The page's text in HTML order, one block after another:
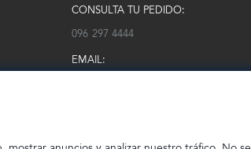
CONSULTA TU PEDIDO:
096 297 4444
EMAIL: